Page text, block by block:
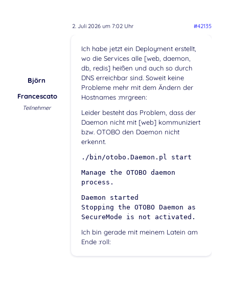
2. Juli 2026 um 7:02 Uhr #42135
Björn
Francescato
Teilnehmer
Ich habe jetzt ein Deployment erstellt,
wo die Services alle [web, daemon,
db, redis] heißen und auch so durch
DNS erreichbar sind. Soweit keine
Probleme mehr mit dem Ändern der
Hostnames :mrgreen:
Leider besteht das Problem, dass der
Daemon nicht mit [web] kommuniziert
bzw. OTOBO den Daemon nicht
erkennt.
./bin/otobo.Daemon.pl start
Manage the OTOBO daemon
process.
Daemon started
Stopping the OTOBO Daemon as
SecureMode is not activated.
Ich bin gerade mit meinem Latein am
Ende :roll: